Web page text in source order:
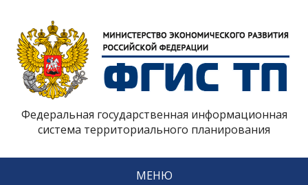
Федеральная государственная информационная
система территориального планирования
МЕНЮ